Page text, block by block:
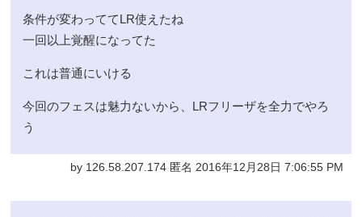
条件が変わっててLR使えたね
一回以上覚醒になってた
これは普通にいける
今回のフェスは魅力ないから、LRフリーザを全力でやろ
う
by 126.58.207.174 匿名 2016年12月28日 7:06:55 PM